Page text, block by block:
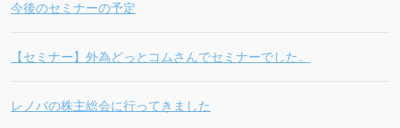
今後のセミナーの予定
【セミナー】外為どっとコムさんでセミナーでした。
レノバの株主総会に行ってきました